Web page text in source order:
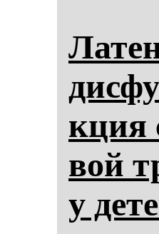
кция
вой
у